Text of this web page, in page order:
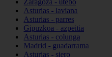
Zaragoza - utebo
Asturias - laviana
Asturias - parres
Gipuzkoa - azpeitia
Asturias - colunga
Madrid - guadarrama
Asturias - siero